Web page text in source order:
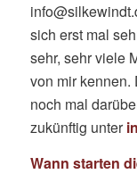
sich erst mal
sehr, sehr viele
von mir kennen.
noch mal
zukünftig unter
Wann starten